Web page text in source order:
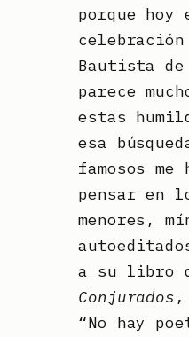
porque hoy
celebración
Bautista
parece
estas
esa
famosos
pensar en
menores,
a su libro
Conjurados ,
“No hay